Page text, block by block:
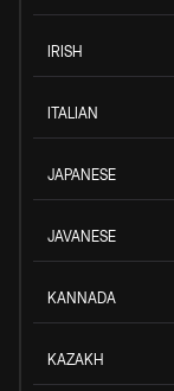
IRISH
ITALIAN
JAPANESE
JAVANESE
KANNADA
KAZAKH